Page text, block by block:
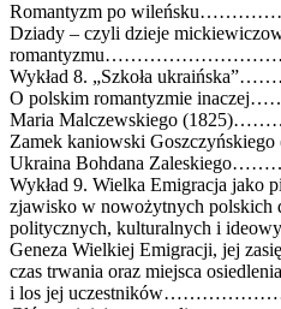
Romantyzm po
Dziady – czyli dzieje
Wykład 8. „Szkoła
O polskim romantyzmie
Maria Malczewskiego
Zamek kaniowski
Ukraina Bohdana
Wykład 9. Wielka Emigracja jako
zjawisko w nowożytnych polskich
politycznych, kulturalnych i
Geneza Wielkiej Emigracji, jej
czas trwania oraz miejsca osiedlenia
i los jej